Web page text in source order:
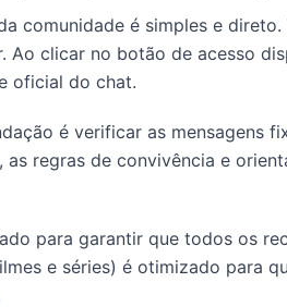
comunidade é simples e
Ao clicar no botão de acesso
oficial do chat.
é verificar as mensagens
regras de convivência e
para garantir que todos os
e séries) é otimizado para